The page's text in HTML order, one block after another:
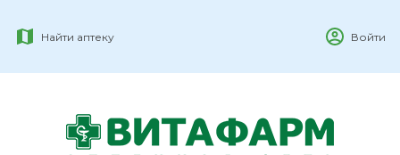
Найти аптеку Войти